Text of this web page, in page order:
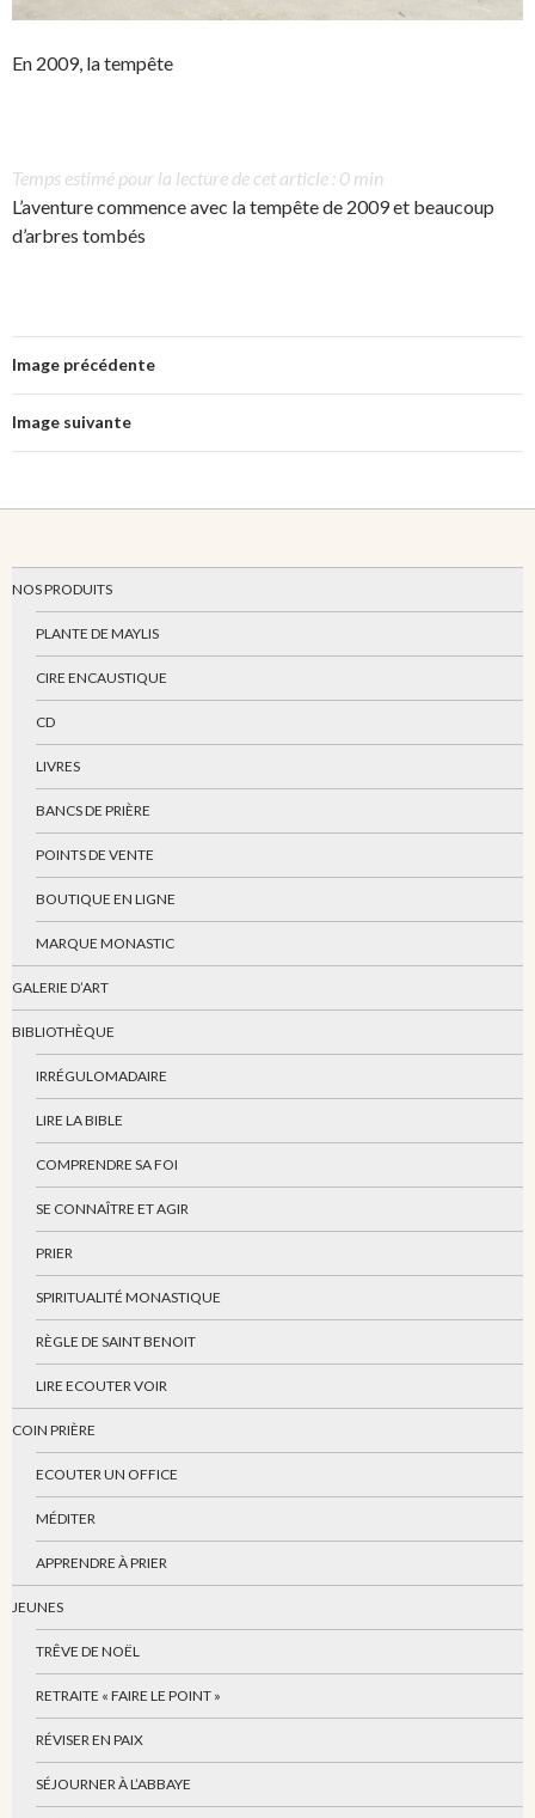
En 2009, la tempête
Temps estimé pour la lecture de cet article : 0 min
L’aventure commence avec la tempête de 2009 et beaucoup
d’arbres tombés
Image précédente
Image suivante
NOS PRODUITS
PLANTE DE MAYLIS
CIRE ENCAUSTIQUE
CD
LIVRES
BANCS DE PRIÈRE
POINTS DE VENTE
BOUTIQUE EN LIGNE
MARQUE MONASTIC
GALERIE D’ART
BIBLIOTHÈQUE
IRRÉGULOMADAIRE
LIRE LA BIBLE
COMPRENDRE SA FOI
SE CONNAÎTRE ET AGIR
PRIER
SPIRITUALITÉ MONASTIQUE
RÈGLE DE SAINT BENOIT
LIRE ECOUTER VOIR
COIN PRIÈRE
ECOUTER UN OFFICE
MÉDITER
APPRENDRE À PRIER
JEUNES
TRÊVE DE NOËL
RETRAITE « FAIRE LE POINT »
RÉVISER EN PAIX
SÉJOURNER À L’ABBAYE